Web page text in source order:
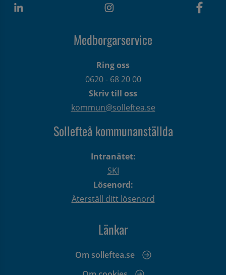
Medborgarservice
Ring oss
0620 - 68 20 00
Skriv till oss
kommun@solleftea.se
Sollefteå kommunanställda
Intranätet:
SKI
Lösenord:
Återställ ditt lösenord
Länkar
Om solleftea.se